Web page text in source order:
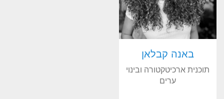
באנה קבלאן
תוכנית ארכיטקטורה ובינוי
ערים